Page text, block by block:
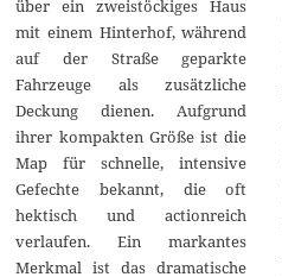
über ein zweistöckiges Haus
mit einem Hinterhof, während
auf der Straße geparkte
Fahrzeuge als zusätzliche
Deckung dienen. Aufgrund
ihrer kompakten Größe ist die
Map für schnelle, intensive
Gefechte bekannt, die oft
hektisch und actionreich
verlaufen. Ein markantes
Merkmal ist das dramatische